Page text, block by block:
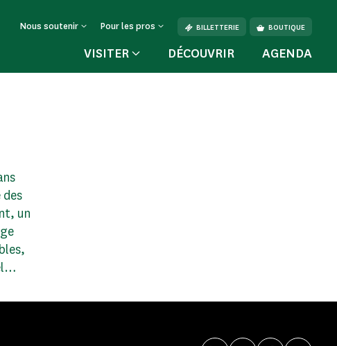
Nous soutenir Pour les pros BILLETTERIE BOUTIQUE
VISITER DÉCOUVRIR AGENDA
un